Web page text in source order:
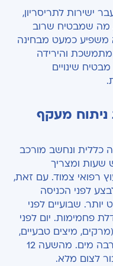
ישירות לתריסריון,
מה שמבטיח שרוב
משפיע כמעט מבחינה
והירידה
שינויים
ניתוח מעקף
כללית ונחשב מורכב
שעות ומצריך
רפואי צמוד. עם זאת,
לפני הכניסה
שבועיים לפני
פחמימות. יום לפני
מיצים טבעיים,
תה, גלידות וג'לי), ובעיקר לשתות הרבה מים. מהשעה 12
לצום מלא.